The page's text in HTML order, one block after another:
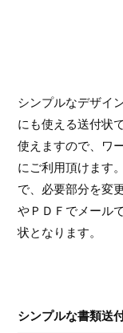
シンプルなデザイ
にも使える送付状
使えますので、ワ
にご利用頂けます
で、必要部分を変
やＰＤＦでメール
状となります。
シンプルな書類送